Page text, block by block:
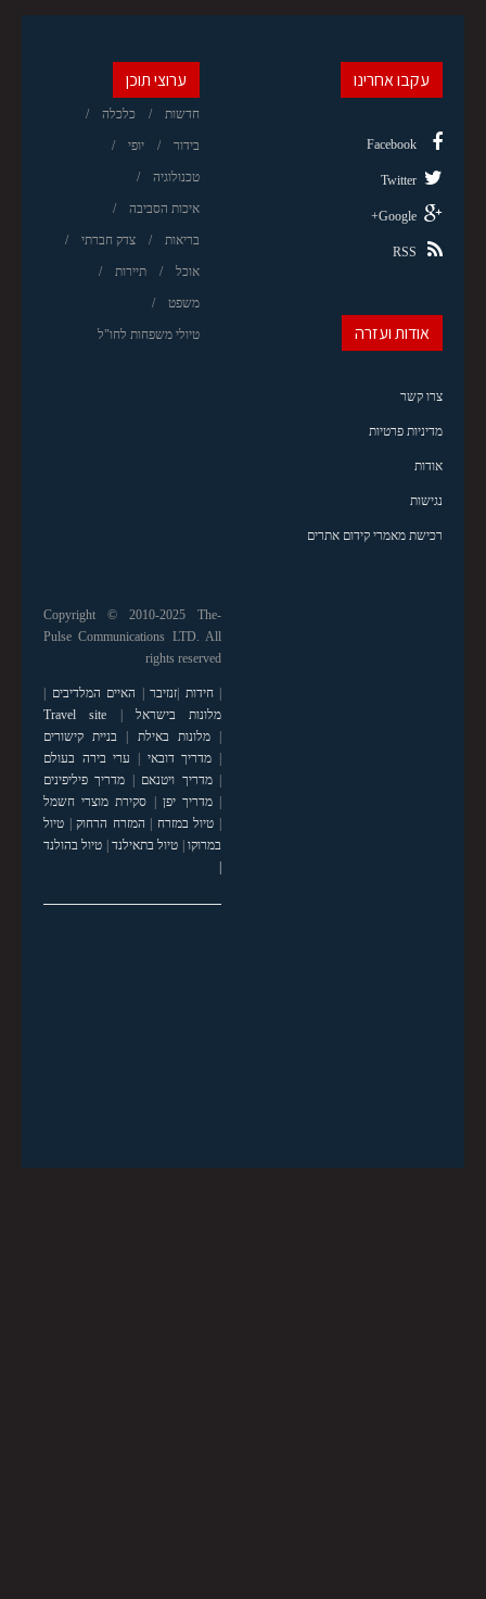
ערוצי תוכן
חדשות כלכלה
בידור יופי
טכנולוגיה
איכות הסביבה
בריאות צדק חברתי
אוכל תיירות
משפט
טיולי משפחות לחו"ל
עקבו אחרינו
Facebook
Twitter
Google+
RSS
אודות ועזרה
צרו קשר
מדיניות פרטיות
אודות
נגישות
רכישת מאמרי קידום אתרים
Copyright © 2010-2025 The-
Pulse Communications LTD. All
rights reserved
|חידות זנזיבר האיים המלדיבים
מלונות בישראל
Travel site
|מלונות באילת
בניית קישורים
מדריך דובאי
ערי בירה בעולם
|מדריך ויטנאם
מדריך פיליפינים
|מדריך יפן
סקירת מוצרי חשמל
טיול במזרח המזרח הרחוק| טיול
במרוקו| טיול בתאילנד| טיול בהולנד